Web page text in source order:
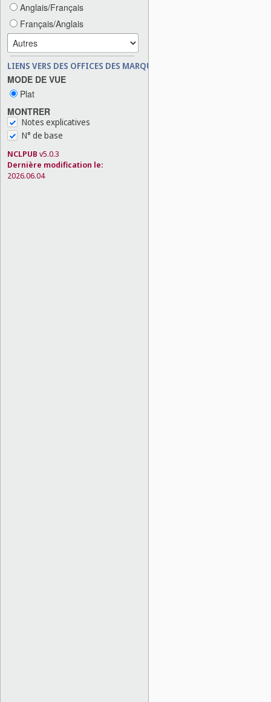
Anglais/Français
Français/Anglais
LIENS VERS DES OFFICES DES MARQUES
MODE DE VUE
Plat
MONTRER
Notes explicatives
N° de base
NCLPUB v5.0.3
Dernière modification le:
2026.06.04